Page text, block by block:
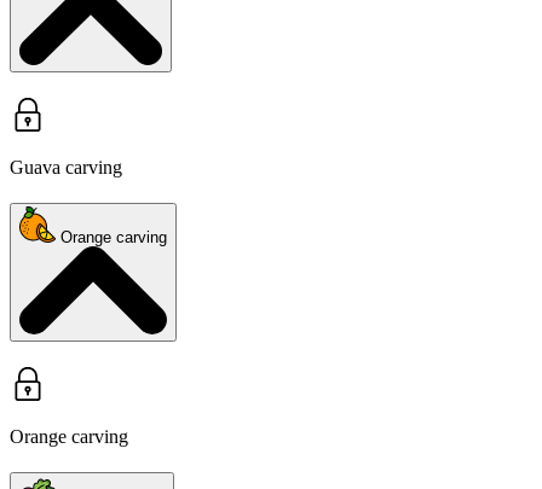
Guava carving
Orange carving
Orange carving